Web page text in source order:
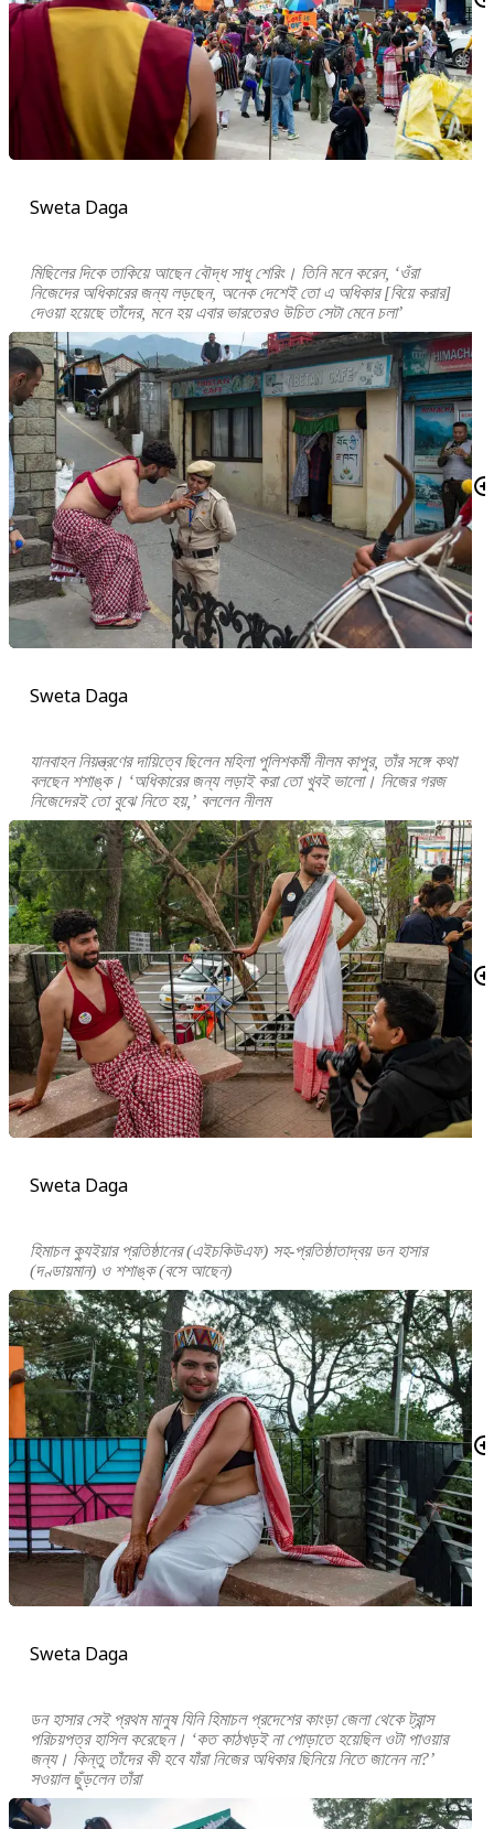
Sweta Daga
মিছিলের দিকে তাকিয়ে আছেন বৌদ্ধ সাধু শেরিং। তিনি মনে করেন, ‘ওঁরা
নিজেদের অধিকারের জন্য লড়ছেন, অনেক দেশেই তো এ অধিকার [বিয়ে করার]
দেওয়া হয়েছে তাঁদের, মনে হয় এবার ভারতেরও উচিত সেটা মেনে চলা’
Sweta Daga
যানবাহন নিয়ন্ত্রণের দায়িত্বে ছিলেন মহিলা পুলিশকর্মী নীলম কাপুর, তাঁর সঙ্গে কথা
বলছেন শশাঙ্ক। ‘অধিকারের জন্য লড়াই করা তো খুবই ভালো। নিজের গরজ
নিজেদেরই তো বুঝে নিতে হয়,’ বললেন নীলম
Sweta Daga
হিমাচল ক্যুইয়ার প্রতিষ্ঠানের (এইচকিউএফ) সহ-প্রতিষ্ঠাতাদ্বয় ডন হাসার
(দণ্ডায়মান) ও শশাঙ্ক (বসে আছেন)
Sweta Daga
ডন হাসার সেই প্রথম মানুষ যিনি হিমাচল প্রদেশের কাংড়া জেলা থেকে ট্রান্স
পরিচয়পত্র হাসিল করেছেন। ‘কত কাঠখড়ই না পোড়াতে হয়েছিল ওটা পাওয়ার
জন্য। কিন্তু তাঁদের কী হবে যাঁরা নিজের অধিকার ছিনিয়ে নিতে জানেন না?’
সওয়াল ছুঁড়লেন তাঁরা